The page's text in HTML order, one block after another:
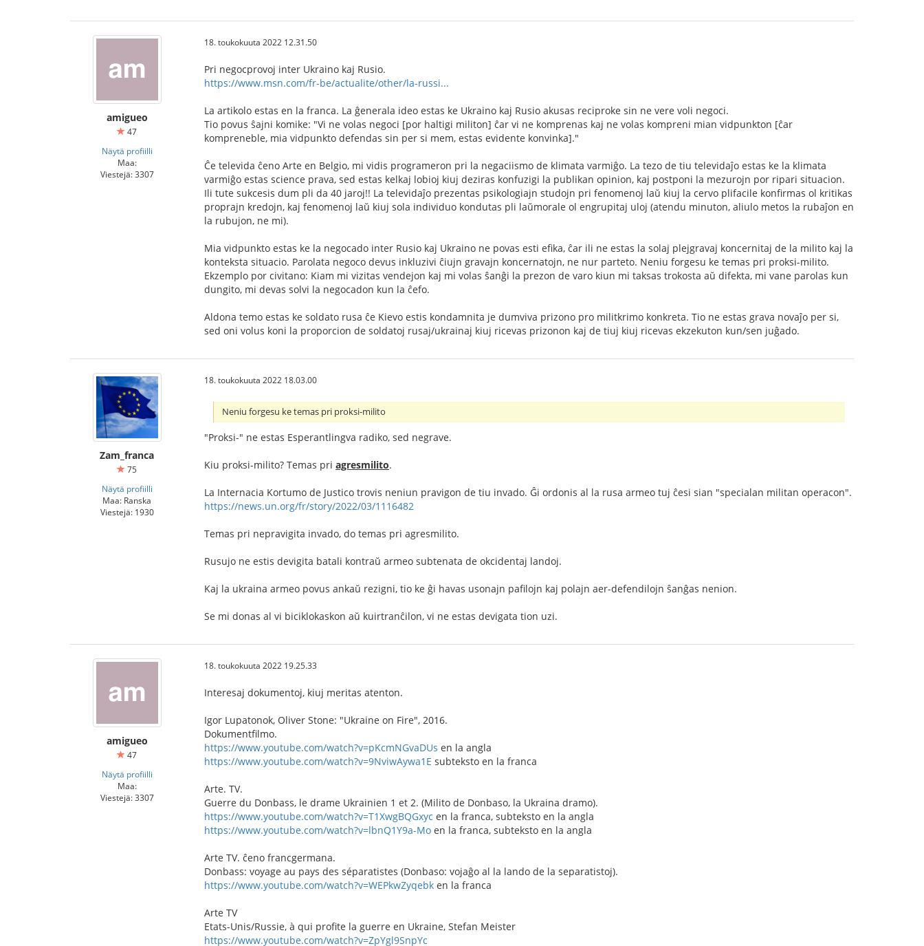
amigueo
47
Näytä profiilli
Maa:
Viestejä: 3307
18. toukokuuta 2022 12.31.50
Pri negocprovoj inter Ukraino kaj Rusio.
https://www.msn.com/fr-be/actualite/other/la-russi...
La artikolo estas en la franca. La ĝenerala ideo estas ke Ukraino kaj Rusio akusas reciproke sin ne vere voli negoci.
Tio povus ŝajni komike: "Vi ne volas negoci [por haltigi militon] ĉar vi ne komprenas kaj ne volas kompreni mian vidpunkton [ĉar
kompreneble, mia vidpunkto defendas sin per si mem, estas evidente konvinka]."
Ĉe televida ĉeno Arte en Belgio, mi vidis programeron pri la negaciismo de klimata varmiĝo. La tezo de tiu televidaĵo estas ke la klimata
varmiĝo estas science prava, sed estas kelkaj lobioj kiuj deziras konfuzigi la publikan opinion, kaj postponi la mezurojn por ripari situacion.
Ili tute sukcesis dum pli da 40 jaroj!! La televidaĵo prezentas psikologiajn studojn pri fenomenoj laŭ kiuj la cervo plifacile konfirmas ol kritikas
proprajn kredojn, kaj fenomenoj laŭ kiuj sola individuo kondutas pli laŭmorale ol engrupitaj uloj (atendu minuton, aliulo metos la rubaĵon en
la rubujon, ne mi).
Mia vidpunkto estas ke la negocado inter Rusio kaj Ukraino ne povas esti efika, ĉar ili ne estas la solaj plejgravaj koncernitaj de la milito kaj la
konteksta situacio. Parolata negoco devus inkluzivi ĉiujn gravajn koncernatojn, ne nur parteto. Neniu forgesu ke temas pri proksi-milito.
Ekzemplo por civitano: Kiam mi vizitas vendejon kaj mi volas ŝanĝi la prezon de varo kiun mi taksas trokosta aŭ difekta, mi vane parolas kun
dungito, mi devas solvi la negocadon kun la ĉefo.
Aldona temo estas ke soldato rusa ĉe Kievo estis kondamnita je dumviva prizono pro militkrimo konkreta. Tio ne estas grava novaĵo per si,
sed oni volus koni la proporcion de soldatoj rusaj/ukrainaj kiuj ricevas prizonon kaj de tiuj kiuj ricevas ekzekuton kun/sen juĝado.
Zam_franca
75
Näytä profiilli
Maa: Ranska
Viestejä: 1930
18. toukokuuta 2022 18.03.00
Neniu forgesu ke temas pri proksi-milito
"Proksi-" ne estas Esperantlingva radiko, sed negrave.
Kiu proksi-milito? Temas pri agresmilito.
La Internacia Kortumo de Justico trovis neniun pravigon de tiu invado. Ĝi ordonis al la rusa armeo tuj ĉesi sian "specialan militan operacon".
https://news.un.org/fr/story/2022/03/1116482
Temas pri nepravigita invado, do temas pri agresmilito.
Rusujo ne estis devigita batali kontraŭ armeo subtenata de okcidentaj landoj.
Kaj la ukraina armeo povus ankaŭ rezigni, tio ke ĝi havas usonajn pafilojn kaj polajn aer-defendilojn ŝanĝas nenion.
Se mi donas al vi biciklokaskon aŭ kuirtranĉilon, vi ne estas devigata tion uzi.
amigueo
47
Näytä profiilli
Maa:
Viestejä: 3307
18. toukokuuta 2022 19.25.33
Interesaj dokumentoj, kiuj meritas atenton.
Igor Lupatonok, Oliver Stone: "Ukraine on Fire", 2016.
Dokumentfilmo.
https://www.youtube.com/watch?v=pKcmNGvaDUs en la angla
https://www.youtube.com/watch?v=9NviwAywa1E subteksto en la franca
Arte. TV.
Guerre du Donbass, le drame Ukrainien 1 et 2. (Milito de Donbaso, la Ukraina dramo).
https://www.youtube.com/watch?v=T1XwgBQGxyc en la franca, subteksto en la angla
https://www.youtube.com/watch?v=lbnQ1Y9a-Mo en la franca, subteksto en la angla
Arte TV. ĉeno francgermana.
Donbass: voyage au pays des séparatistes (Donbaso: vojaĝo al la lando de la separatistoj).
https://www.youtube.com/watch?v=WEPkwZyqebk en la franca
Arte TV
Etats-Unis/Russie, à qui profite la guerre en Ukraine, Stefan Meister
https://www.youtube.com/watch?v=ZpYgl9SnpYc